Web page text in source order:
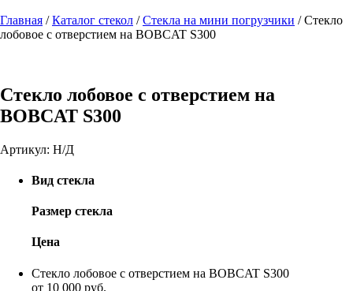
Главная /Каталог стекол /Стекла на мини погрузчики /Стекло
лобовое с отверстием на BOBCAT S300
Стекло лобовое с отверстием на
BOBCAT S300
Артикул: Н/Д
Вид стекла
Размер стекла
Цена
Стекло лобовое с отверстием на BOBCAT S300
от 10 000 руб.